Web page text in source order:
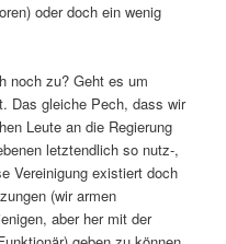
oder doch ein wenig
noch zu? Geht es um
Das gleiche Pech, dass wir
Leute an die Regierung
letztendlich so nutz-,
Vereinigung existiert doch
(wir armen
aber her mit der